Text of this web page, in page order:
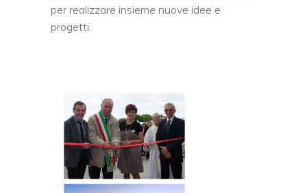
per realizzare insieme nuove idee e
progetti.